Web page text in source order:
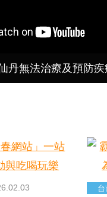
丹無法治療及預防
台